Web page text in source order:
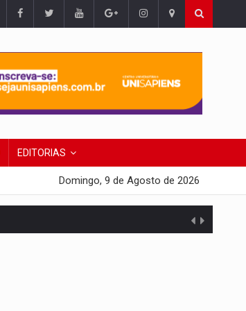
EDITORIAS
Domingo, 9 de Agosto de 2026